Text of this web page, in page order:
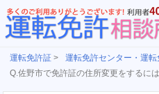
運転免許証 > 運転免許センター・運
Q.佐野市で免許証の住所変更をするに